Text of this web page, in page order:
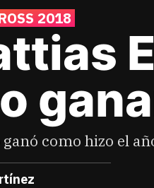
2018
ganó como hizo el